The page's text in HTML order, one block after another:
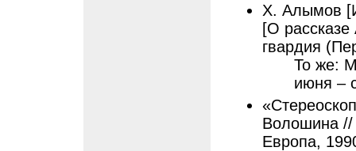
Х. Алымов
[О
гвардия
То же:
июня –
Волошина
Европа,